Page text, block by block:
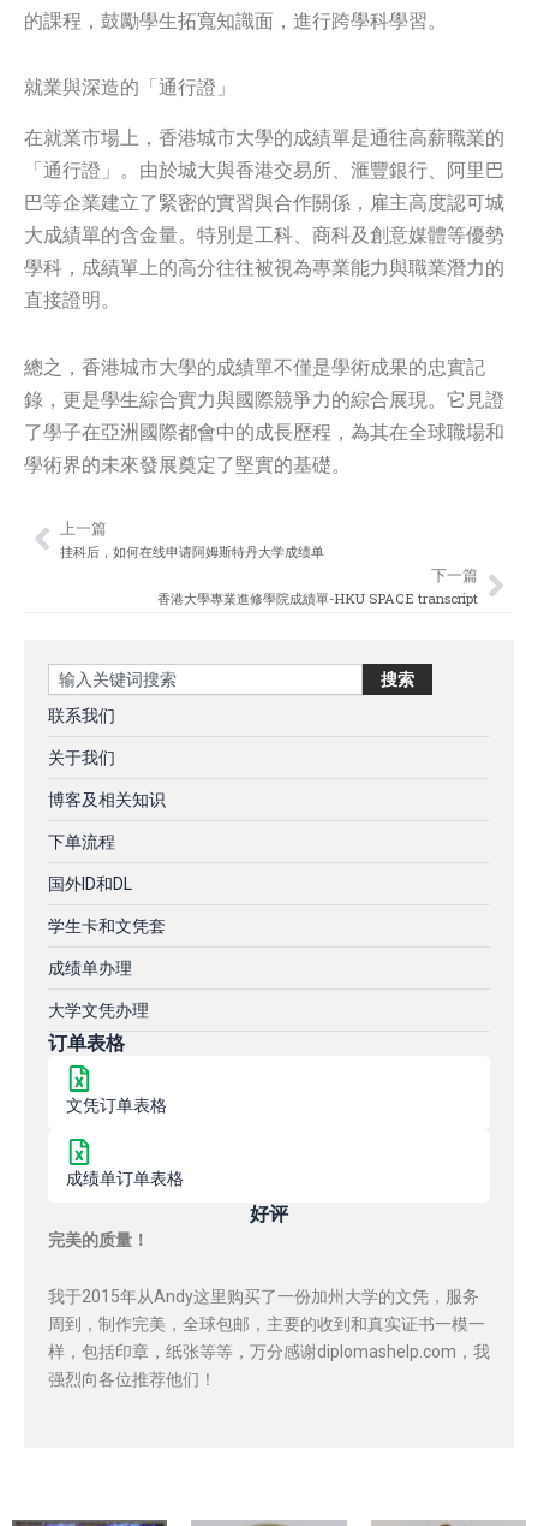
的課程，鼓勵學生拓寬知識面，進行跨學科學習。
就業與深造的「通行證」
在就業市場上，香港城市大學的成績單是通往高薪職業的
「通行證」。由於城大與香港交易所、滙豐銀行、阿里巴
巴等企業建立了緊密的實習與合作關係，雇主高度認可城
大成績單的含金量。特別是工科、商科及創意媒體等優勢
學科，成績單上的高分往往被視為專業能力與職業潛力的
直接證明。
總之，香港城市大學的成績單不僅是學術成果的忠實記
錄，更是學生綜合實力與國際競爭力的綜合展現。它見證
了學子在亞洲國際都會中的成長歷程，為其在全球職場和
學術界的未來發展奠定了堅實的基礎。
Prev
上一篇
挂科后，如何在线申请阿姆斯特丹大学成绩单
下一篇
香港大學專業進修學院成績單-HKU SPACE transcript
Search 搜索
联系我们
关于我们
博客及相关知识
下单流程
国外ID和DL
学生卡和文凭套
成绩单办理
大学文凭办理
订单表格
文凭订单表格
成绩单订单表格
好评
完美的质量！
我于2015年从Andy这里购买了一份加州大学的文凭，服务
周到，制作完美，全球包邮，主要的收到和真实证书一模一
样，包括印章，纸张等等，万分感谢diplomashelp.com，我
强烈向各位推荐他们！